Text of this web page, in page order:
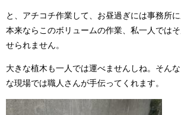
と、アチコチ作業して、お昼過ぎには事務所に
本来ならこのボリュームの作業、私一人では
せられません。
大きな植木も一人では運べませんしね。そん
な現場では職人さんが手伝ってくれます。